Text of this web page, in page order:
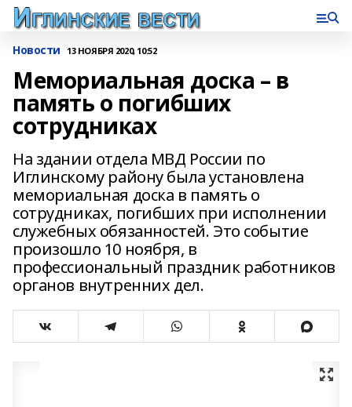
Новости 13 НОЯБРЯ 2020, 10:52
Мемориальная доска – в
память о погибших
сотрудниках
На здании отдела МВД России по
Иглинскому району была установлена
мемориальная доска в память о
сотрудниках, погибших при исполнении
служебных обязанностей. Это событие
произошло 10 ноября, в
профессиональный праздник работников
органов внутренних дел.